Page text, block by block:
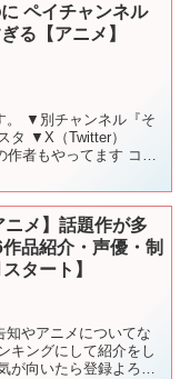
ペイチャンネル
る【アニメ】
。 ▼別チャンネル『そ
タ ▼X（Twitter）
者もやってます コメ
ニメ】話題作が多
品紹介・声優・制
タート】
やアニメについてな
キングにして紹介をし
が向いたら登録よろし